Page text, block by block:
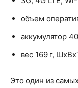
объем
аккумулятор
вес 169 г,
Это один из